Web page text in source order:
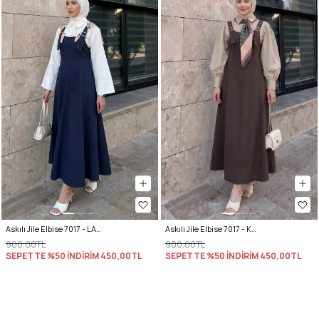
900,00TL
SEPETTE %50 İNDİRİM450,00TL
900,00TL
SEPETTE %50 İNDİRİM450,00TL